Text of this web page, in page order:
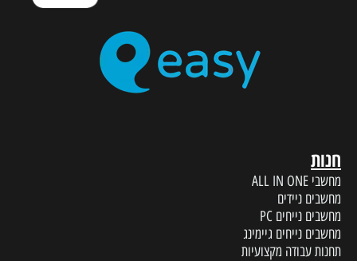
חנות
מחשבי ALL IN ONE
מחשבים ניידים
מחשבים נייחים PC
מחשבים נייחים גיימינג
תחנות עבודה מקצועיות